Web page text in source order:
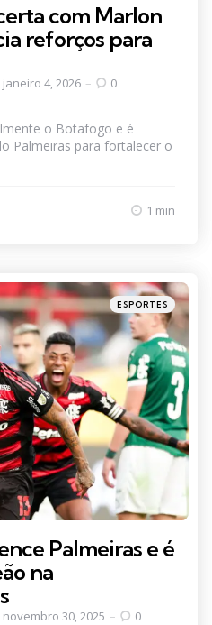
com Marlon
reforços para
janeiro 4, 2026 0
o Botafogo e é
Palmeiras para fortalecer o
1 min
Categories
Posted
in
ESPORTES
Palmeiras e é
na
novembro 30, 2025 0